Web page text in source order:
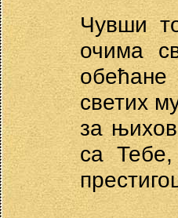
Чувши
очима
светих
за
са